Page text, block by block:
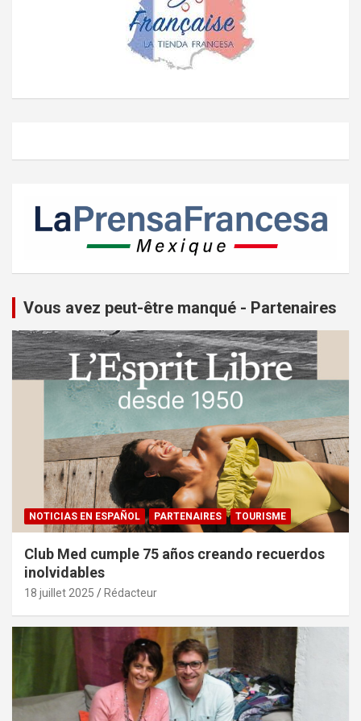
Vous avez peut-être manqué - Partenaires
NOTICIAS EN ESPAÑOL PARTENAIRES TOURISME
Club Med cumple 75 años creando recuerdos
inolvidables
18 juillet 2025 Rédacteur